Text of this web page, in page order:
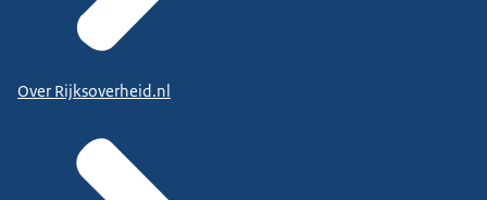
Over Rijksoverheid.nl